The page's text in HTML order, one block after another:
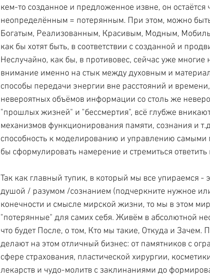
кем-то созданное и предложенное извне, он остаётся
неопределённым = потерянным. При этом, можно
Богатым, Реализованным, Красивым, Модным,
как бы хотят быть, в соответствии с созданной и
Неслучайно, как бы, в противовес, сейчас уже
внимание именно на стык между духовным и
способы передачи энергии вне расстояний и
невероятных объёмов информации со столь же
"прошлых жизней" и "бессмертия", всё глубже вникают
механизмов функционирования памяти, сознания и
способность к моделированию и управлению
бы сформулировать намерение и стремиться
Так как главный тупик, в который мы все упираемся -
душой / разумом /сознанием (подчеркните нужное
конечности и смысле мирской жизни, то мы в этом
"потерянные" для самих себя. Живём в абсолютной
что будет После, о том, Кто мы такие, Откуда и Зачем.
делают на этом отличный бизнес: от памятников с
сфере страхования, пластической хирургии,
лекарств и чудо-молитв с заклинаниями до